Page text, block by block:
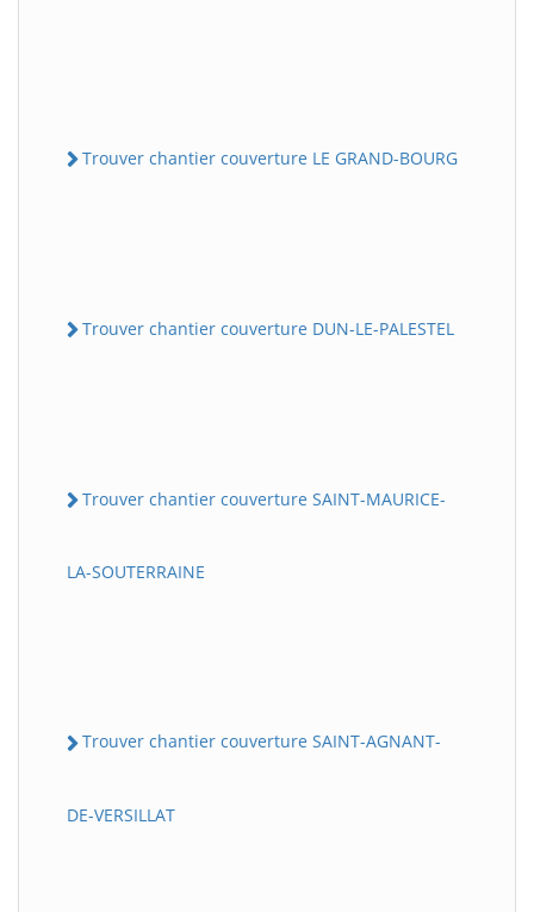
Trouver chantier couverture LE GRAND-BOURG
Trouver chantier couverture DUN-LE-PALESTEL
Trouver chantier couverture SAINT-MAURICE-
LA-SOUTERRAINE
Trouver chantier couverture SAINT-AGNANT-
DE-VERSILLAT